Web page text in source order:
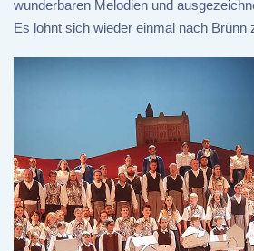
wunderbaren Melodien und
Es lohnt sich wieder einmal nach Brünn